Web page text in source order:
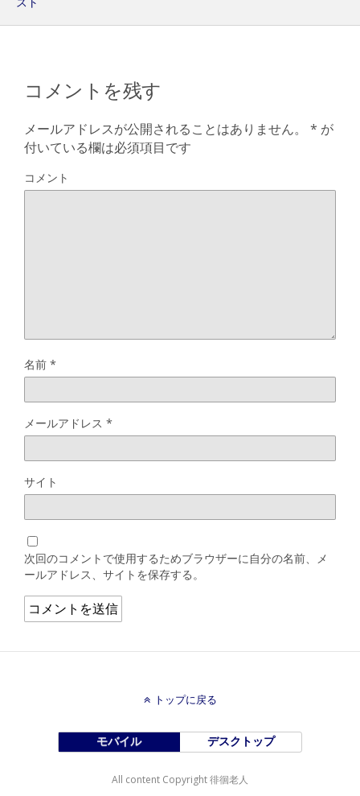
コメントを残す
メールアドレスが公開されることはありません。 * が
付いている欄は必須項目です
コメント
名前 *
メールアドレス *
サイト
次回のコメントで使用するためブラウザーに自分の名前、メ
ールアドレス、サイトを保存する。
トップに戻る
モバイル デスクトップ
All content Copyright 徘徊老人